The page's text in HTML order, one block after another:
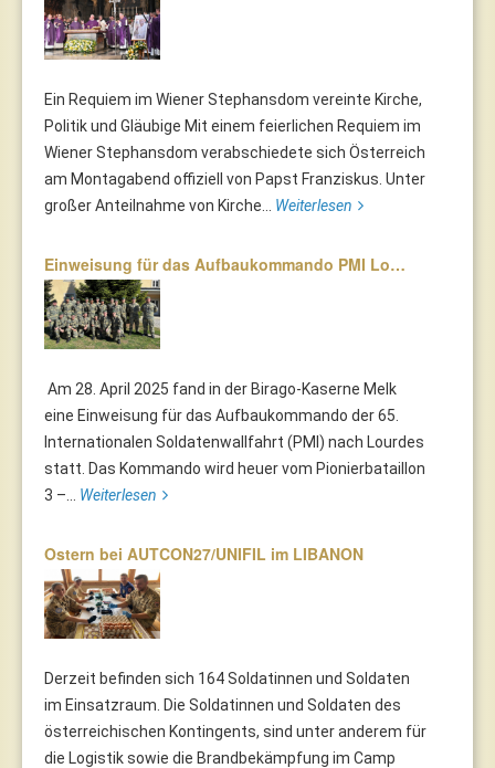
Ein Requiem im Wiener Stephansdom vereinte Kirche,
Politik und Gläubige Mit einem feierlichen Requiem im
Wiener Stephansdom verabschiedete sich Österreich
am Montagabend offiziell von Papst Franziskus. Unter
großer Anteilnahme von Kirche... Weiterlesen
Einweisung für das Aufbaukommando PMI Lo…
Am 28. April 2025 fand in der Birago-Kaserne Melk
eine Einweisung für das Aufbaukommando der 65.
Internationalen Soldatenwallfahrt (PMI) nach Lourdes
statt. Das Kommando wird heuer vom Pionierbataillon
3 –... Weiterlesen
Ostern bei AUTCON27/UNIFIL im LIBANON
Derzeit befinden sich 164 Soldatinnen und Soldaten
im Einsatzraum. Die Soldatinnen und Soldaten des
österreichischen Kontingents, sind unter anderem für
die Logistik sowie die Brandbekämpfung im Camp